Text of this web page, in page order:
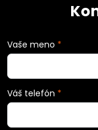
Vaše meno *
Váš telefón *